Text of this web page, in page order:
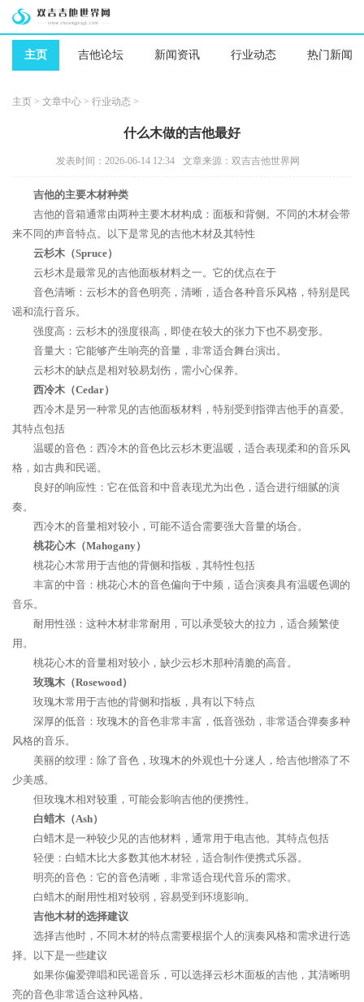
主页 吉他论坛 新闻资讯 行业动态 热门新闻
主页 > 文章中心 > 行业动态 >
什么木做的吉他最好
发表时间：2026-06-14 12:34 文章来源：双吉吉他世界网
吉他的主要木材种类
吉他的音箱通常由两种主要木材构成：面板和背侧。不同的木材会带
来不同的声音特点。以下是常见的吉他木材及其特性
云杉木（Spruce）
云杉木是最常见的吉他面板材料之一。它的优点在于
音色清晰：云杉木的音色明亮，清晰，适合各种音乐风格，特别是民
谣和流行音乐。
强度高：云杉木的强度很高，即使在较大的张力下也不易变形。
音量大：它能够产生响亮的音量，非常适合舞台演出。
云杉木的缺点是相对较易划伤，需小心保养。
西冷木（Cedar）
西冷木是另一种常见的吉他面板材料，特别受到指弹吉他手的喜爱。
其特点包括
温暖的音色：西冷木的音色比云杉木更温暖，适合表现柔和的音乐风
格，如古典和民谣。
良好的响应性：它在低音和中音表现尤为出色，适合进行细腻的演
奏。
西冷木的音量相对较小，可能不适合需要强大音量的场合。
桃花心木（Mahogany）
桃花心木常用于吉他的背侧和指板，其特性包括
丰富的中音：桃花心木的音色偏向于中频，适合演奏具有温暖色调的
音乐。
耐用性强：这种木材非常耐用，可以承受较大的拉力，适合频繁使
用。
桃花心木的音量相对较小，缺少云杉木那种清脆的高音。
玫瑰木（Rosewood）
玫瑰木常用于吉他的背侧和指板，具有以下特点
深厚的低音：玫瑰木的音色非常丰富，低音强劲，非常适合弹奏多种
风格的音乐。
美丽的纹理：除了音色，玫瑰木的外观也十分迷人，给吉他增添了不
少美感。
但玫瑰木相对较重，可能会影响吉他的便携性。
白蜡木（Ash）
白蜡木是一种较少见的吉他材料，通常用于电吉他。其特点包括
轻便：白蜡木比大多数其他木材轻，适合制作便携式乐器。
明亮的音色：它的音色清晰，非常适合现代音乐的需求。
白蜡木的耐用性相对较弱，容易受到环境影响。
吉他木材的选择建议
选择吉他时，不同木材的特点需要根据个人的演奏风格和需求进行选
择。以下是一些建议
如果你偏爱弹唱和民谣音乐，可以选择云杉木面板的吉他，其清晰明
亮的音色非常适合这种风格。